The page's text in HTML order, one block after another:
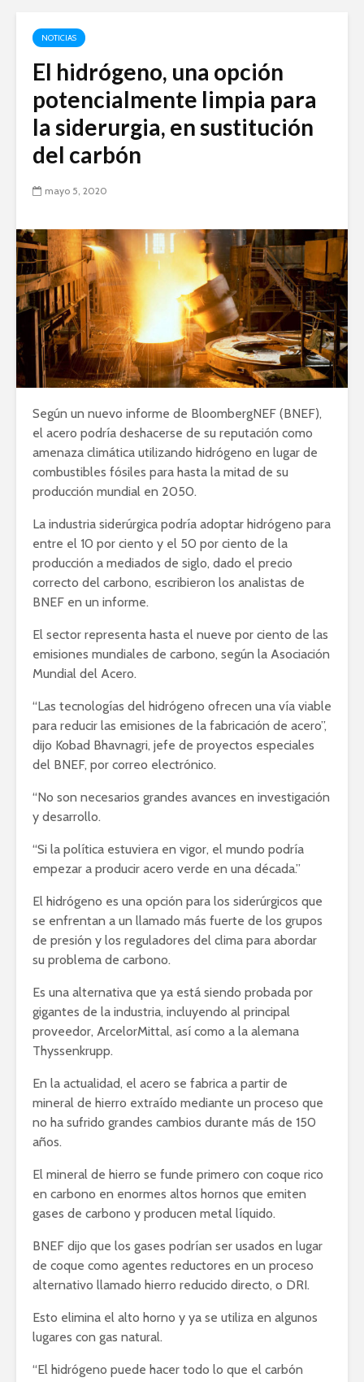
NOTICIAS
El hidrógeno, una opción
potencialmente limpia para
la siderurgia, en sustitución
del carbón
mayo 5, 2020
Según un nuevo informe de BloombergNEF (BNEF),
el acero podría deshacerse de su reputación como
amenaza climática utilizando hidrógeno en lugar de
combustibles fósiles para hasta la mitad de su
producción mundial en 2050.
La industria siderúrgica podría adoptar hidrógeno para
entre el 10 por ciento y el 50 por ciento de la
producción a mediados de siglo, dado el precio
correcto del carbono, escribieron los analistas de
BNEF en un informe.
El sector representa hasta el nueve por ciento de las
emisiones mundiales de carbono, según la Asociación
Mundial del Acero.
“Las tecnologías del hidrógeno ofrecen una vía viable
para reducir las emisiones de la fabricación de acero”,
dijo Kobad Bhavnagri, jefe de proyectos especiales
del BNEF, por correo electrónico.
“No son necesarios grandes avances en investigación
y desarrollo.
“Si la política estuviera en vigor, el mundo podría
empezar a producir acero verde en una década.”
El hidrógeno es una opción para los siderúrgicos que
se enfrentan a un llamado más fuerte de los grupos
de presión y los reguladores del clima para abordar
su problema de carbono.
Es una alternativa que ya está siendo probada por
gigantes de la industria, incluyendo al principal
proveedor, ArcelorMittal, así como a la alemana
Thyssenkrupp.
En la actualidad, el acero se fabrica a partir de
mineral de hierro extraído mediante un proceso que
no ha sufrido grandes cambios durante más de 150
años.
El mineral de hierro se funde primero con coque rico
en carbono en enormes altos hornos que emiten
gases de carbono y producen metal líquido.
BNEF dijo que los gases podrían ser usados en lugar
de coque como agentes reductores en un proceso
alternativo llamado hierro reducido directo, o DRI.
Esto elimina el alto horno y ya se utiliza en algunos
lugares con gas natural.
“El hidrógeno puede hacer todo lo que el carbón